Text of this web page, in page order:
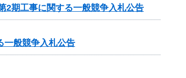
期工事に関する一般競争入札公告
一般競争入札公告